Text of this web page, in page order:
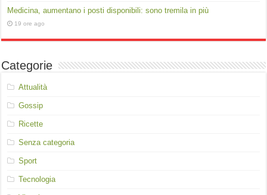
Medicina, aumentano i posti disponibili: sono tremila in più
19 ore ago
Categorie
Attualità
Gossip
Ricette
Senza categoria
Sport
Tecnologia